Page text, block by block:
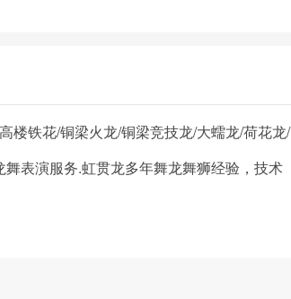
楼铁花/铜梁火龙/铜梁竞技龙/大蠕龙/荷花龙/
表演服务.虹贯龙多年舞龙舞狮经验，技术